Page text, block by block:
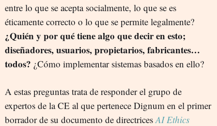
entre lo que se acepta socialmente, lo que se es
éticamente correcto o lo que se permite legalmente?
¿Quién y por qué tiene algo que decir en esto;
diseñadores, usuarios, propietarios, fabricantes…
todos? ¿Cómo implementar sistemas basados en ello?
A estas preguntas trata de responder el grupo de
expertos de la CE al que pertenece Dignum en el primer
borrador de su documento de directricesAI Ethics